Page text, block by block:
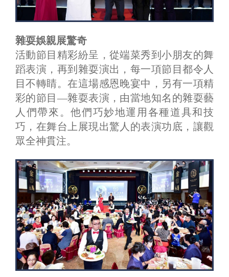
雜耍娛親展驚奇
活動節目精彩紛呈，從端菜秀到小朋友的舞
蹈表演，再到雜耍演出，每一項節目都令人
目不轉睛。在這場感恩晚宴中，另有一項精
彩的節目—雜耍表演，由當地知名的雜耍藝
人們帶來。他們巧妙地運用各種道具和技
巧，在舞台上展現出驚人的表演功底，讓觀
眾全神貫注。